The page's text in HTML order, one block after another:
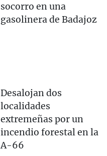
socorro en una
gasolinera de Badajoz
Desalojan dos
localidades
extremeñas por un
incendio forestal en la
A-66